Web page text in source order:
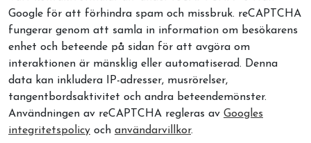
Google för att förhindra spam och missbruk. reCAPTCHA
fungerar genom att samla in information om besökarens
enhet och beteende på sidan för att avgöra om
interaktionen är mänsklig eller automatiserad. Denna
data kan inkludera IP-adresser, musrörelser,
tangentbordsaktivitet och andra beteendemönster.
Användningen av reCAPTCHA regleras av Googles
integritetspolicy och användarvillkor.